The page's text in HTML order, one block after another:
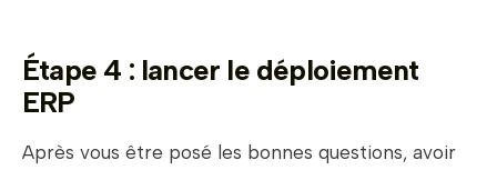
Étape 4 : lancer le déploiement
ERP
Après vous être posé les bonnes questions, avoir